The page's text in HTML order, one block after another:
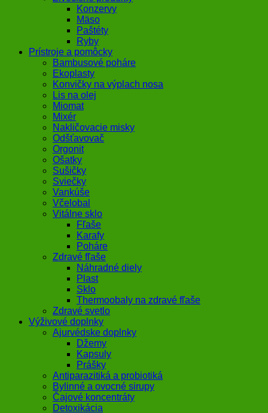
Konzervy
Mäso
Paštéty
Ryby
Prístroje a pomôcky
Bambusové poháre
Ekoplasty
Konvičky na výplach nosa
Lis na olej
Miomat
Mixér
Nakličovacie misky
Odšťavovač
Orgonit
Ošatky
Sušičky
Sviečky
Vankúše
Včelobal
Vitálne sklo
Fľaše
Karafy
Poháre
Zdravé fľaše
Náhradné diely
Plast
Sklo
Thermoobaly na zdravé fľaše
Zdravé svetlo
Výživové doplnky
Ajurvédske doplnky
Džemy
Kapsuly
Prášky
Antiparazitiká a probiotiká
Bylinné a ovocné sirupy
Čajové koncentráty
Detoxikácia